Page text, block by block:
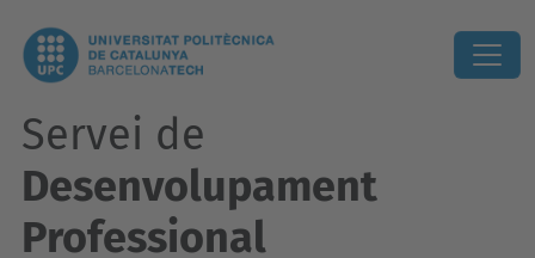
Servei de
Desenvolupament
Professional